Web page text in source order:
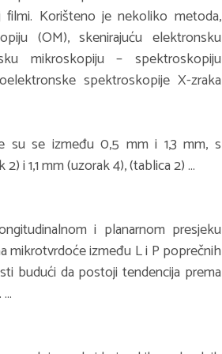
Korišteno je nekoliko metoda,
(OM), skenirajuću elektronsku
mikroskopiju – spektroskopiju
spektroskopije X-zraka
su se između 0,5 mm i 1,3 mm, s
i 1,1 mm (uzorak 4), (tablica 2) …
i planarnom presjeku
mikrotvrdoće između L i P poprečnih
budući da postoji tendencija prema